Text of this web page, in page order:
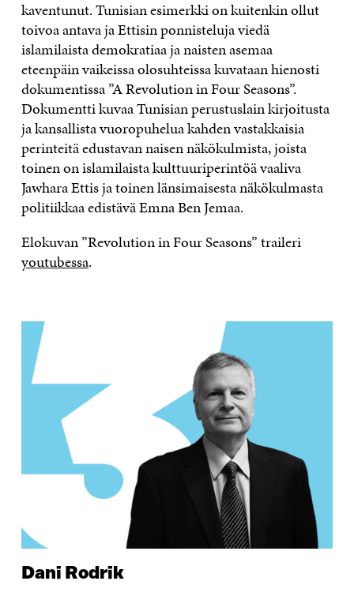
kaventunut. Tunisian esimerkki on kuitenkin ollut
toivoa antava ja Ettisin ponnisteluja viedä
islamilaista demokratiaa ja naisten asemaa
eteenpäin vaikeissa olosuhteissa kuvataan hienosti
dokumentissa ”A Revolution in Four Seasons”.
Dokumentti kuvaa Tunisian perustuslain kirjoitusta
ja kansallista vuoropuhelua kahden vastakkaisia
perinteitä edustavan naisen näkökulmista, joista
toinen on islamilaista kulttuuriperintöä vaaliva
Jawhara Ettis ja toinen länsimaisesta näkökulmasta
politiikkaa edistävä Emna Ben Jemaa.
Elokuvan ”Revolution in Four Seasons” traileri
youtubessa.
Dani Rodrik